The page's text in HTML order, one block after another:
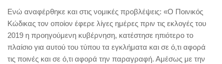
Ενώ αναφέρθηκε και στις νομικές προβλέψεις: «Ο Ποινικός
Κώδικας τον οποίον έφερε λίγες ημέρες πριν τις εκλογές του
2019 η προηγούμενη κυβέρνηση, κατέστησε ηπιότερο το
πλαίσιο για αυτού του τύπου τα εγκλήματα και σε ό,τι αφορά
τις ποινές και σε ό,τι αφορά την παραγραφή. Αμέσως με την